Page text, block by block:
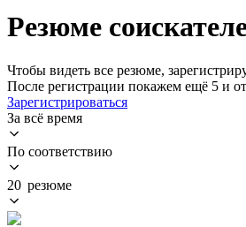
Резюме
Чтобы видеть все резюме,
После регистрации покажем ещё 5 и
Зарегистрироваться
За всё время
По соответствию
20 резюме